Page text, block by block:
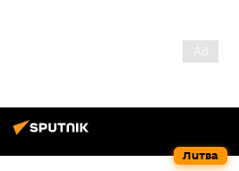
Литва